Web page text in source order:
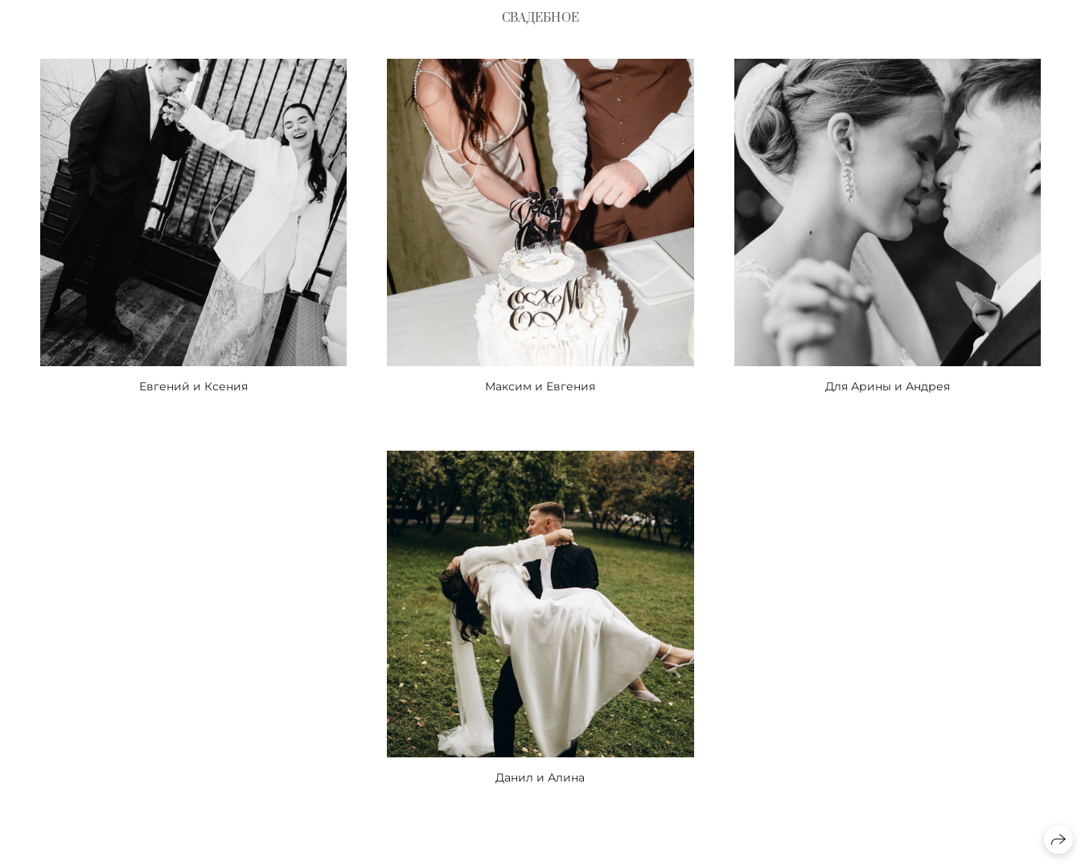
СВАДЕБНОЕ
Евгений и Ксения Максим и Евгения Для Арины и Андрея
Данил и Алина